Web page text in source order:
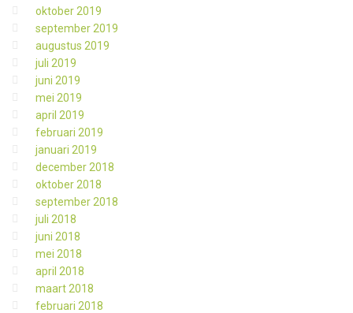
oktober 2019
september 2019
augustus 2019
juli 2019
juni 2019
mei 2019
april 2019
februari 2019
januari 2019
december 2018
oktober 2018
september 2018
juli 2018
juni 2018
mei 2018
april 2018
maart 2018
februari 2018